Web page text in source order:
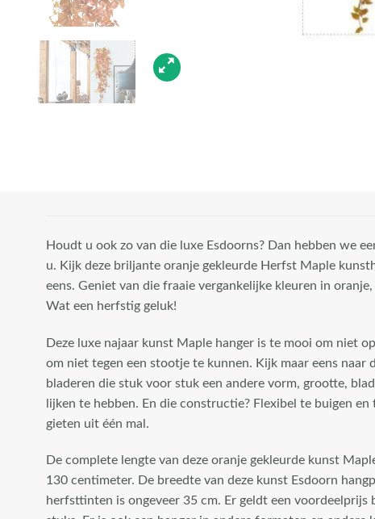
Houdt u ook zo van die luxe Esdoorns? Dan hebben we
u. Kijk deze briljante oranje gekleurde Herfst Maple
eens. Geniet van die fraaie vergankelijke kleuren in
Wat een herfstig geluk!
Deze luxe najaar kunst Maple hanger is te mooi om niet
om niet tegen een stootje te kunnen. Kijk maar eens naar
bladeren die stuk voor stuk een andere vorm, grootte,
lijken te hebben. En die constructie? Flexibel te buigen
gieten uit één mal.
De complete lengte van deze oranje gekleurde kunst
130 centimeter. De breedte van deze kunst Esdoorn
herfsttinten is ongeveer 35 cm. Er geldt een voordeelprijs